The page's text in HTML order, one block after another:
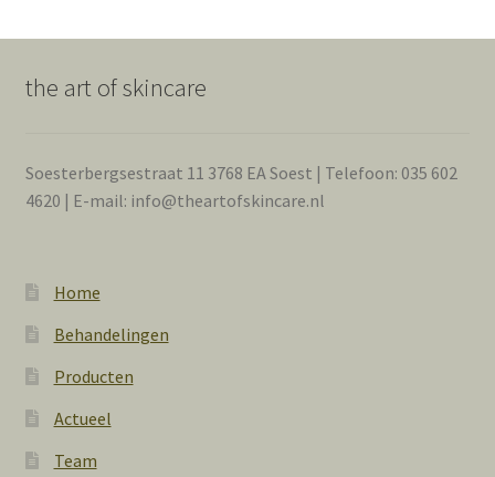
the art of skincare
Soesterbergsestraat 11 3768 EA Soest | Telefoon: 035 602
4620 | E-mail: info@theartofskincare.nl
Home
Behandelingen
Producten
Actueel
Team